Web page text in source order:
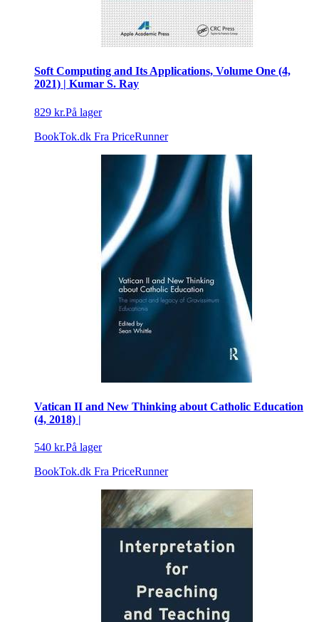
Soft Computing and Its Applications, Volume One (4,
2021) | Kumar S. Ray
829 kr.På lager
BookTok.dk Fra PriceRunner
Vatican II and New Thinking about Catholic Education
(4, 2018) |
540 kr.På lager
BookTok.dk Fra PriceRunner